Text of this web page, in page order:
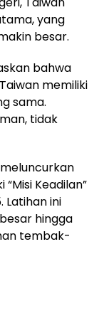
yang
besar.
bahwa
memiliki
sama.
tidak
Keadilan”
Latihan ini
hingga
tembak-